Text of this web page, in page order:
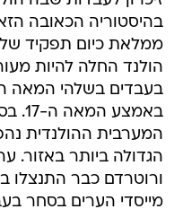
הולנד החלה להיות
המערבית ההולנדית
הגדולה ביותר באזור.
ורוטרדם כבר התנצלו
מייסדי הערים בסחר
ב-2018, דנמרק